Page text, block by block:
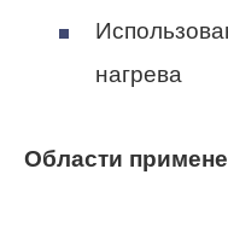
нагрева
Области